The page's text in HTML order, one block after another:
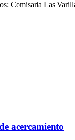
Comisaria Las
acercamiento